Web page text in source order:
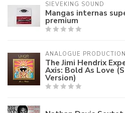
SIEVEKING SOUND
Mangas internas
premium
ANALOGUE
The Jimi Hendrix
Axis: Bold As Love
Version)